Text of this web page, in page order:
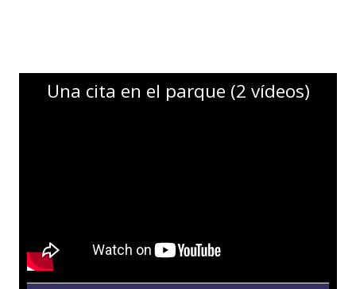
Una cita en el parque (2 vídeos)